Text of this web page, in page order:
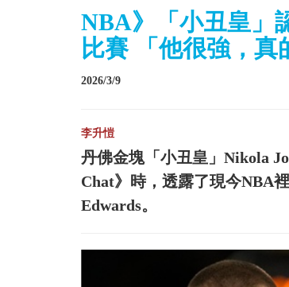
NBA》「小丑皇」
比賽 「他很強，真
2026/3/9
李升愷
丹佛金塊「小丑皇」Nikola
Chat》時，透露了現今NBA
Edwards。